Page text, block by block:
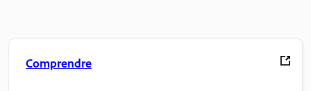
Comprendre